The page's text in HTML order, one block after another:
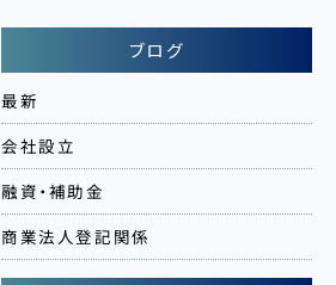
ブログ
最新
会社設立
融資・補助金
商業法人登記関係